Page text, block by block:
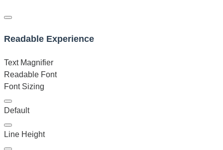
Readable Experience
Text Magnifier
Readable Font
Font Sizing
Default
Line Height